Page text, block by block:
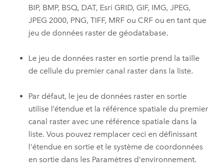
BIP, BMP, BSQ, DAT, Esri GRID, GIF, IMG, JPEG,
JPEG 2000, PNG, TIFF, MRF ou CRF ou en tant que
jeu de données raster de géodatabase.
Le jeu de données raster en sortie prend la taille
de cellule du premier canal raster dans la liste.
Par défaut, le jeu de données raster en sortie
utilise l’étendue et la référence spatiale du premier
canal raster avec une référence spatiale dans la
liste. Vous pouvez remplacer ceci en définissant
l'étendue en sortie et le système de coordonnées
en sortie dans les Paramètres d'environnement.